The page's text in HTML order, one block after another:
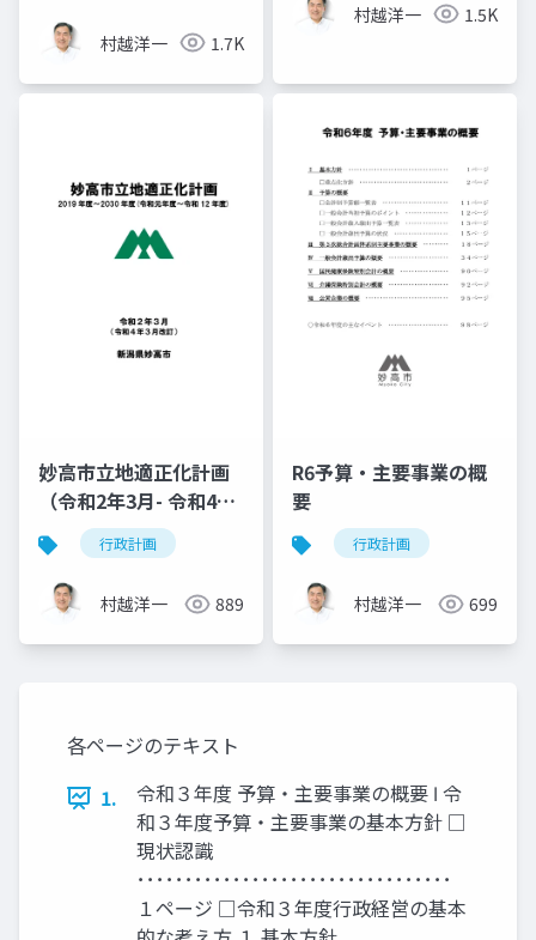
村越洋一 1.7K
村越洋一 1.5K
妙高市立地適正化計画
（令和2年3月- 令和4年
3月改訂）行政計画
村越洋一 889
R6予算・主要事業の概
要
行政計画
村越洋一 699
各ページのテキスト
1.
令和３年度 予算・主要事業の概要 Ⅰ 令
和３年度予算・主要事業の基本方針 □
現状認識
･････････････････････････････････
１ページ □令和３年度行政経営の基本